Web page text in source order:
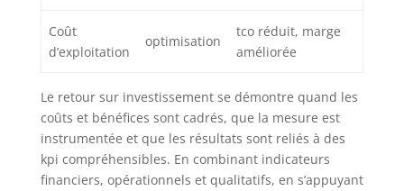
Coût
d’exploitation
optimisation
tco réduit, marge
améliorée
Le retour sur investissement se démontre quand les
coûts et bénéfices sont cadrés, que la mesure est
instrumentée et que les résultats sont reliés à des
kpi compréhensibles. En combinant indicateurs
financiers, opérationnels et qualitatifs, en s’appuyant